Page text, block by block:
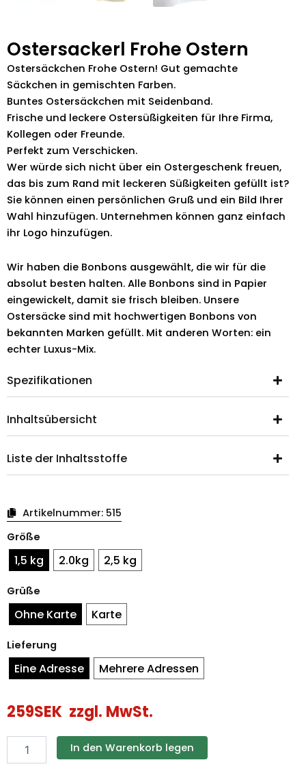
Ostersackerl Frohe Ostern
Ostersäckchen Frohe Ostern! Gut gemachte
Säckchen in gemischten Farben.
Buntes Ostersäckchen mit Seidenband.
Frische und leckere Ostersüßigkeiten für Ihre Firma,
Kollegen oder Freunde.
Perfekt zum Verschicken.
Wer würde sich nicht über ein Ostergeschenk freuen,
das bis zum Rand mit leckeren Süßigkeiten gefüllt ist?
Sie können einen persönlichen Gruß und ein Bild Ihrer
Wahl hinzufügen. Unternehmen können ganz einfach
ihr Logo hinzufügen.
Wir haben die Bonbons ausgewählt, die wir für die
absolut besten halten. Alle Bonbons sind in Papier
eingewickelt, damit sie frisch bleiben. Unsere
Ostersäcke sind mit hochwertigen Bonbons von
bekannten Marken gefüllt. Mit anderen Worten: ein
echter Luxus-Mix.
Spezifikationen
Inhaltsübersicht
Liste der Inhaltsstoffe
Artikelnummer: 515
Größe
1,5 kg 2.0kg 2,5 kg
Grüße
Ohne Karte Karte
Lieferung
Eine Adresse Mehrere Adressen
259SEK zzgl. MwSt.
frohe
Ostern
Menge
In den Warenkorb legen